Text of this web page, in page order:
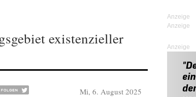
existenzieller
Mi, 6. August 2025
Anzeige